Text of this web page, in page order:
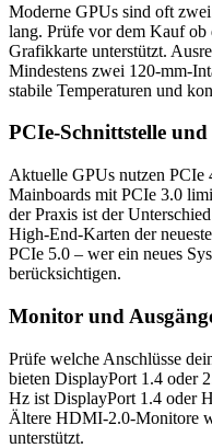
Moderne GPUs sind oft
lang. Prüfe vor dem Kauf ob
Grafikkarte unterstützt.
Mindestens zwei 120-mm-
stabile Temperaturen und
PCIe-Schnittstelle
Aktuelle GPUs nutzen PCIe
Mainboards mit PCIe 3.0
der Praxis ist der
High-End-Karten der
PCIe 5.0 – wer ein neues
berücksichtigen.
Monitor und
Prüfe welche Anschlüsse
bieten DisplayPort 1.4 oder
Hz ist DisplayPort 1.4 oder
Ältere HDMI-2.0-Monitore
unterstützt.